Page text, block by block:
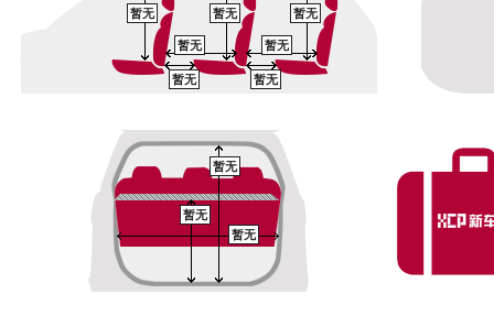
暂无 暂无 暂无
暂无
暂无 暂无
暂无
暂无
暂无
暂无